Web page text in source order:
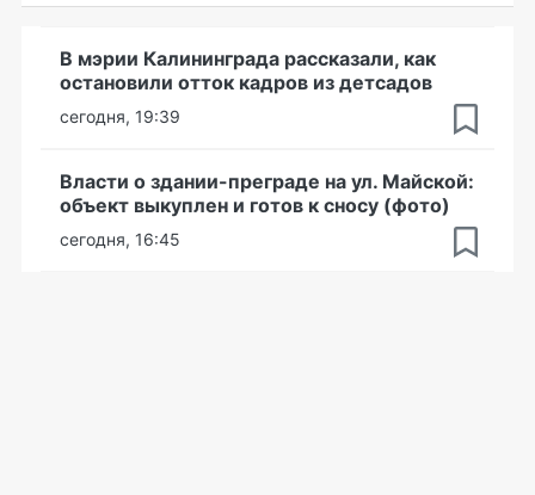
В мэрии Калининграда рассказали, как
остановили отток кадров из детсадов
сегодня, 19:39
Власти о здании-преграде на ул. Майской:
объект выкуплен и готов к сносу (фото)
сегодня, 16:45